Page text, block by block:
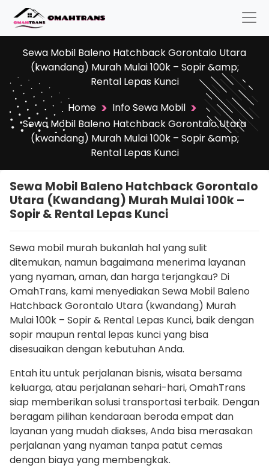
Sewa Mobil Baleno Hatchback Gorontalo Utara
(kwandang) Murah Mulai 100k – Sopir &amp;
Rental Lepas Kunci
Home > Info Sewa Mobil >
Sewa Mobil Baleno Hatchback Gorontalo Utara
(kwandang) Murah Mulai 100k – Sopir &amp;
Rental Lepas Kunci
Sewa Mobil Baleno Hatchback Gorontalo
Utara (kwandang) Murah Mulai 100k –
Sopir & Rental Lepas Kunci
Sewa mobil murah bukanlah hal yang sulit
ditemukan, namun bagaimana menerima layanan
yang nyaman, aman, dan harga terjangkau? Di
OmahTrans, kami menyediakan Sewa Mobil Baleno
Hatchback Gorontalo Utara (kwandang) Murah
Mulai 100k – Sopir & Rental Lepas Kunci, baik dengan
sopir maupun rental lepas kunci yang bisa
disesuaikan dengan kebutuhan Anda.
Entah itu untuk perjalanan bisnis, wisata bersama
keluarga, atau perjalanan sehari-hari, OmahTrans
siap memberikan solusi transportasi terbaik. Dengan
beragam pilihan kendaraan beroda empat dan
layanan yang mudah diakses, Anda bisa merasakan
perjalanan yang nyaman tanpa patut cemas
dengan biaya yang membengkak.